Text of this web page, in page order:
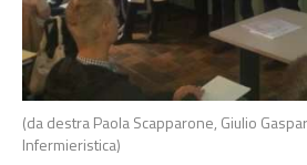
(da destra Paola Scapparone, Giulio
Infermieristica)